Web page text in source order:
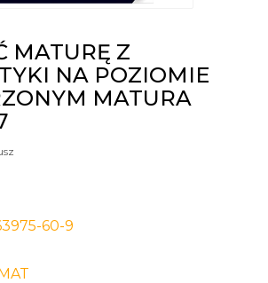
MATURĘ Z
NA POZIOMIE
MATURA
60-9